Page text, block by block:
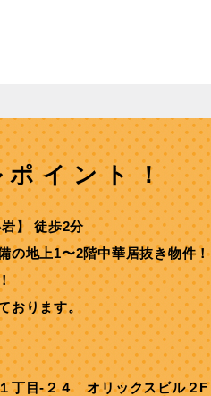
ポイント！
】 徒歩2分
の地上1〜2階中華居抜き物件！
おります。
丁目-２４ オリックスビル２F